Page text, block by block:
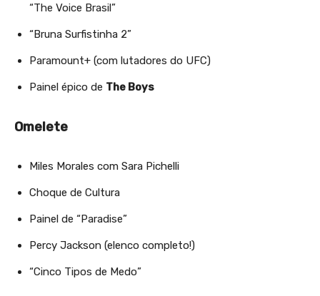
“The Voice Brasil”
“Bruna Surfistinha 2”
Paramount+ (com lutadores do UFC)
Painel épico de The Boys
Omelete
Miles Morales com Sara Pichelli
Choque de Cultura
Painel de “Paradise”
Percy Jackson (elenco completo!)
“Cinco Tipos de Medo”